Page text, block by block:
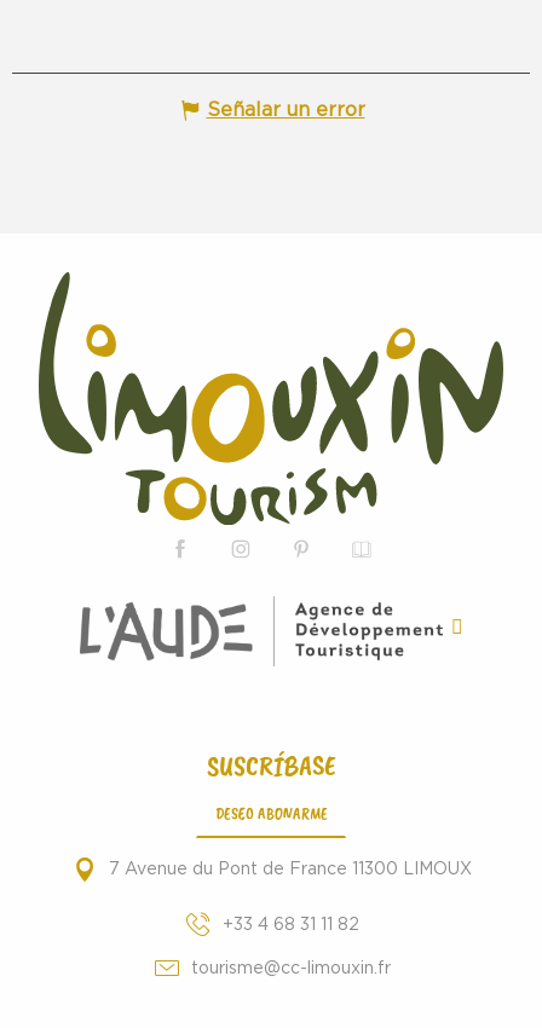
Señalar un error
SUSCRÍBASE
DESEO ABONARME
7 Avenue du Pont de France 11300 LIMOUX
+33 4 68 31 11 82
tourisme@cc-limouxin.fr